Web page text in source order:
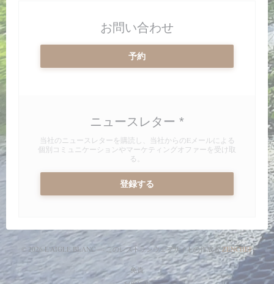
お問い合わせ
予約
ニュースレター *
当社のニュースレターを購読し、当社からのEメールによる
個別コミュニケーションやマーケティングオファーを受け取
る。
登録する
© 2026 L'AIGLE BLANC — このレストランウェブサイトの作成者ZENCHEF((新し
免責 ((新しいウィンドウで開きます))